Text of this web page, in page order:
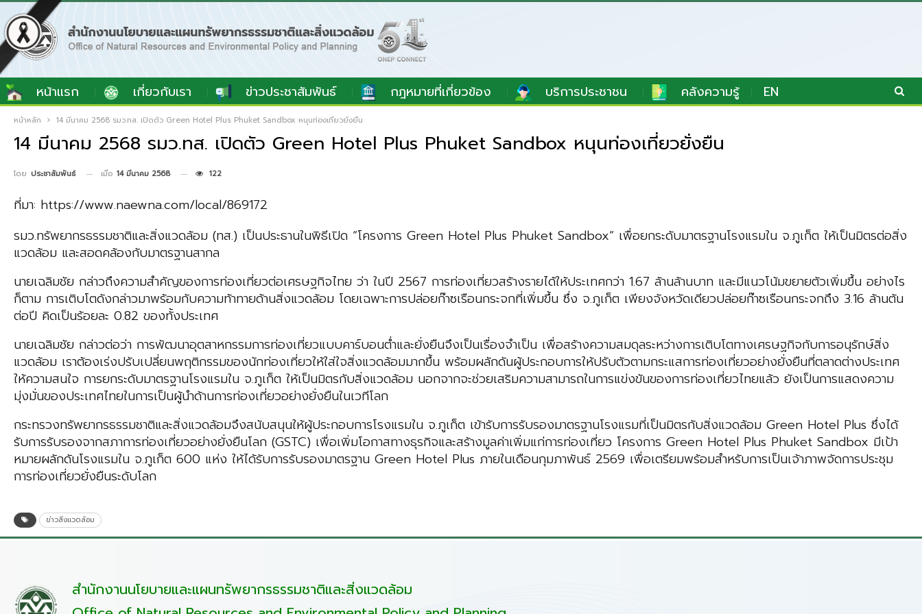
หน้าแรก เกี่ยวกับเรา ข่าวประชาสัมพันธ์ กฎหมายที่เกี่ยวข้อง บริการประชาชน คลังความรู้ EN
หน้าหลัก 14 มีนาคม 2568 รมว.ทส. เปิดตัว Green Hotel Plus Phuket Sandbox หนุนท่องเที่ยวยั่งยืน
14 มีนาคม 2568 รมว.ทส. เปิดตัว Green Hotel Plus Phuket Sandbox หนุนท่องเที่ยวยั่งยืน
โดย ประชาสัมพันธ์ เมื่อ 14 มีนาคม 2568 122
ที่มา: https://www.naewna.com/local/869172
รมว.ทรัพยากรธรรมชาติและสิ่งแวดล้อม (ทส.) เป็นประธานในพิธีเปิด “โครงการ Green Hotel Plus Phuket Sandbox“ เพื่อยกระดับมาตรฐานโรงแรมใน จ.ภูเก็ต ให้เป็นมิตรต่อสิ่ง
แวดล้อม และสอดคล้องกับมาตรฐานสากล
นายเฉลิมชัย กล่าวถึงความสำคัญของการท่องเที่ยวต่อเศรษฐกิจไทย ว่า ในปี 2567 การท่องเที่ยวสร้างรายได้ให้ประเทศกว่า 1.67 ล้านล้านบาท และมีแนวโน้มขยายตัวเพิ่มขึ้น อย่างไร
ก็ตาม การเติบโตดังกล่าวมาพร้อมกับความท้าทายด้านสิ่งแวดล้อม โดยเฉพาะการปล่อยก๊าซเรือนกระจกที่เพิ่มขึ้น ซึ่ง จ.ภูเก็ต เพียงจังหวัดเดียวปล่อยก๊าซเรือนกระจกถึง 3.16 ล้านตัน
ต่อปี คิดเป็นร้อยละ 0.82 ของทั้งประเทศ
นายเฉลิมชัย กล่าวต่อว่า การพัฒนาอุตสาหกรรมการท่องเที่ยวแบบคาร์บอนต่ำและยั่งยืนจึงเป็นเรื่องจำเป็น เพื่อสร้างความสมดุลระหว่างการเติบโตทางเศรษฐกิจกับการอนุรักษ์สิ่ง
แวดล้อม เราต้องเร่งปรับเปลี่ยนพฤติกรรมของนักท่องเที่ยวให้ใส่ใจสิ่งแวดล้อมมากขึ้น พร้อมผลักดันผู้ประกอบการให้ปรับตัวตามกระแสการท่องเที่ยวอย่างยั่งยืนที่ตลาดต่างประเทศ
ให้ความสนใจ การยกระดับมาตรฐานโรงแรมใน จ.ภูเก็ต ให้เป็นมิตรกับสิ่งแวดล้อม นอกจากจะช่วยเสริมความสามารถในการแข่งขันของการท่องเที่ยวไทยแล้ว ยังเป็นการแสดงความ
มุ่งมั่นของประเทศไทยในการเป็นผู้นำด้านการท่องเที่ยวอย่างยั่งยืนในเวทีโลก
กระทรวงทรัพยากรธรรมชาติและสิ่งแวดล้อมจึงสนับสนุนให้ผู้ประกอบการโรงแรมใน จ.ภูเก็ต เข้ารับการรับรองมาตรฐานโรงแรมที่เป็นมิตรกับสิ่งแวดล้อม Green Hotel Plus ซึ่งได้
รับการรับรองจากสภาการท่องเที่ยวอย่างยั่งยืนโลก (GSTC) เพื่อเพิ่มโอกาสทางธุรกิจและสร้างมูลค่าเพิ่มแก่การท่องเที่ยว โครงการ Green Hotel Plus Phuket Sandbox มีเป้า
หมายผลักดันโรงแรมใน จ.ภูเก็ต 600 แห่ง ให้ได้รับการรับรองมาตรฐาน Green Hotel Plus ภายในเดือนกุมภาพันธ์ 2569 เพื่อเตรียมพร้อมสำหรับการเป็นเจ้าภาพจัดการประชุม
การท่องเที่ยวยั่งยืนระดับโลก
ข่าวสิ่งแวดล้อม
สำนักงานนโยบายและแผนทรัพยากรธรรมชาติและสิ่งแวดล้อม